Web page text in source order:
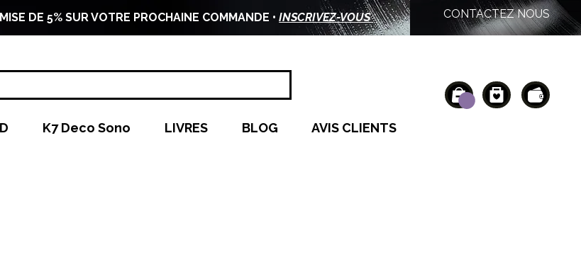
DE 5% SUR VOTRE PROCHAINE COMMANDE •INSCRIVEZ-VOUS CONTACTEZ NOUS
K7 Deco Sono LIVRES BLOG AVIS CLIENTS